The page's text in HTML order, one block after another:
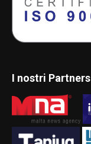
I nostri Partners